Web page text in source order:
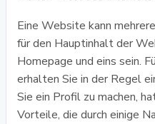
Eine Website kann
für den Hauptinhalt der
Homepage und eins sein.
erhalten Sie in der Regel
Sie ein Profil zu machen,
Vorteile, die durch einige